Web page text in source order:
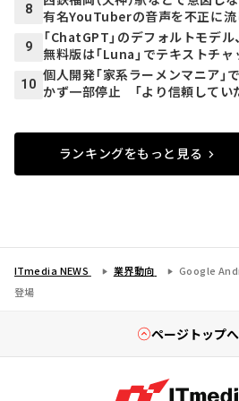
8
有名YouTuberの音声を不正に流
9
「ChatGPT」のデフォルトモデル
無料版は「Luna」でテキストチ
10
個人開発「家系ラーメンマニア
かず一部停止 「より信頼してい
ランキングをもっと見る
ITmedia NEWS 業界動向
Google
登場
ページトップ